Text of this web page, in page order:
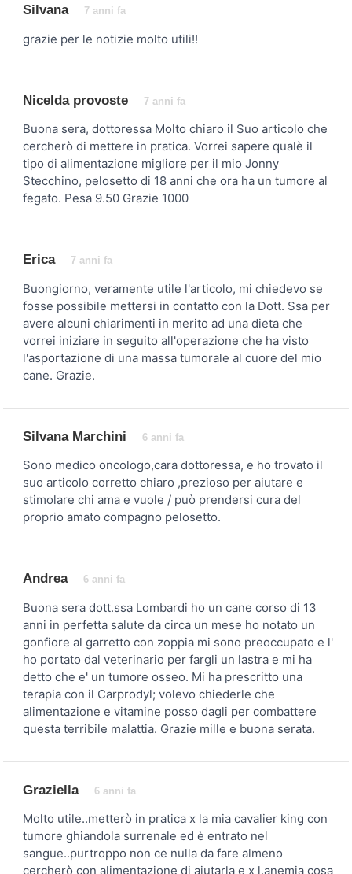
Silvana 7 anni fa
grazie per le notizie molto utili!!
Nicelda provoste 7 anni fa
Buona sera, dottoressa Molto chiaro il Suo articolo che
cercherò di mettere in pratica. Vorrei sapere qualè il
tipo di alimentazione migliore per il mio Jonny
Stecchino, pelosetto di 18 anni che ora ha un tumore al
fegato. Pesa 9.50 Grazie 1000
Erica 7 anni fa
Buongiorno, veramente utile l'articolo, mi chiedevo se
fosse possibile mettersi in contatto con la Dott. Ssa per
avere alcuni chiarimenti in merito ad una dieta che
vorrei iniziare in seguito all'operazione che ha visto
l'asportazione di una massa tumorale al cuore del mio
cane. Grazie.
Silvana Marchini 6 anni fa
Sono medico oncologo,cara dottoressa, e ho trovato il
suo articolo corretto chiaro ,prezioso per aiutare e
stimolare chi ama e vuole / può prendersi cura del
proprio amato compagno pelosetto.
Andrea 6 anni fa
Buona sera dott.ssa Lombardi ho un cane corso di 13
anni in perfetta salute da circa un mese ho notato un
gonfiore al garretto con zoppia mi sono preoccupato e l'
ho portato dal veterinario per fargli un lastra e mi ha
detto che e' un tumore osseo. Mi ha prescritto una
terapia con il Carprodyl; volevo chiederle che
alimentazione e vitamine posso dagli per combattere
questa terribile malattia. Grazie mille e buona serata.
Graziella 6 anni fa
Molto utile..metterò in pratica x la mia cavalier king con
tumore ghiandola surrenale ed è entrato nel
sangue..purtroppo non ce nulla da fare almeno
cercherò con alimentazione di aiutarla e x l.anemia cosa